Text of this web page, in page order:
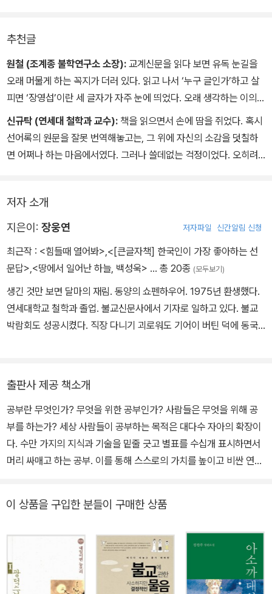
추천글
원철 (조계종 불학연구소 소장): 교계신문을 읽다 보면 유독 눈길을
오래 머물게 하는 꼭지가 더러 있다. 읽고 나서 ‘누구 글인가’하고 살
피면 ‘장영섭’이란 세 글자가 자주 눈에 띄었다. 오래 생각하는 이의
묵힌 글은 아는 사람은 알아본다. 굳이 온고지신(溫故知新)이란 말
을 빌리지 않아도 사실 모든 고전은 알고 보면 옛글이 아니라 현재글
이다. 기록은 옛사람이 했지만 읽는 사람은 지금 사람이기 때문이다.
언제나 등줄기에 식은땀이 흐르곤 한다.
신규탁 (연세대 철학과 교수): 책을 읽으면서 손에 땀을 쥐었다. 혹시
선어록의 원문을 잘못 번역해놓고는, 그 위에 자신의 소감을 덧칠하
면 어쩌나 하는 마음에서였다. 그러나 쓸데없는 걱정이었다. 오히려
다. 저자의 삶과 혼, 현장성과 역사성, 그리고 문장의 완결성과 성숙함
등이 골고루 갖추어졌다. 무엇보다 조사선의 핵심을 알기 쉽게 설명
저자 소개
지은이: 장웅연 저자파일 신간알림 신청
최근작 : <힘들때 열어봐> <[큰글자책] 한국인이 가장 좋아하는 선
문답> <땅에서 일어난 하늘, 백성욱> … 총 20종 (모두보기)
생긴 것만 보면 달마의 재림. 동양의 쇼펜하우어. 1975년 환생했다.
연세대학교 철학과 졸업. 불교신문사에서 기자로 일하고 있다. 불교
박람회도 성공시켰다. 직장 다니기 괴로워도 기어이 버틴 덕에 동국
불교에 관한 사소하지만 결정적인 물음 49>, <한국인이 가장 좋아
하는 선문답>, <길 위의 절> 등 12권의 책을 냈다. 문화체육관광부
세종도서에 몇 번 선정됐다. 디지털음원도 꾸준히 발표하는 중이다.
작사 작곡 노래 연주 믹싱 마스터링을 혼자 다 한다. 운동은 못하는데
‘문사철(文史哲)’에 강하다.
출판사 제공 책소개
공부란 무엇인가? 무엇을 위한 공부인가? 사람들은 무엇을 위해 공
부를 하는가? 세상 사람들이 공부하는 목적은 대다수 자아의 확장이
다. 수만 가지의 지식과 기술을 밑줄 긋고 별표를 수십개 표시하면서
머리 싸매고 하는 공부. 이를 통해 스스로의 가치를 높이고 비싼 연봉
런데 여기에 별종이 있다. 지구상의 많은 사람들이 천하를 호령하기
수천만 명을 발아래 두었던 황제를 무시하고 비웃었던 사람이 있다.
바로 보리달마(菩提達磨)다. 양(梁) 나라 무제(武帝)는 불교에 심
취해 많은 불사(佛事)를 이룩했다. 무제는 이에 대해 강한 자부심을
이 상품을 구입한 분들이 구매한 상품